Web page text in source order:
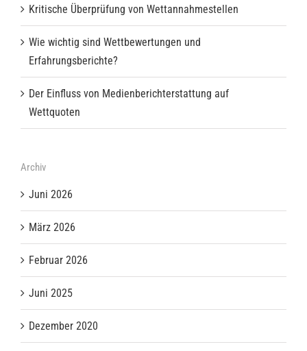
Kritische Überprüfung von Wettannahmestellen
Wie wichtig sind Wettbewertungen und
Erfahrungsberichte?
Der Einfluss von Medienberichterstattung auf
Wettquoten
Archiv
Juni 2026
März 2026
Februar 2026
Juni 2025
Dezember 2020